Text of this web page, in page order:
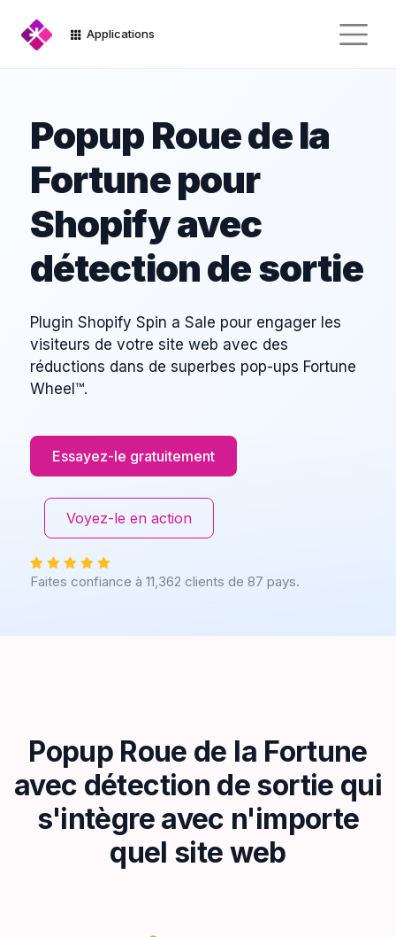
Applications
Popup Roue de la
Fortune pour
Shopify avec
détection de sortie
Plugin Shopify Spin a Sale pour engager les
visiteurs de votre site web avec des
réductions dans de superbes pop-ups Fortune
Wheel™.
Essayez-le gratuitement
Voyez-le en action
Faites confiance à 11,362 clients de 87 pays.
Popup Roue de la Fortune
avec détection de sortie qui
s'intègre avec n'importe
quel site web